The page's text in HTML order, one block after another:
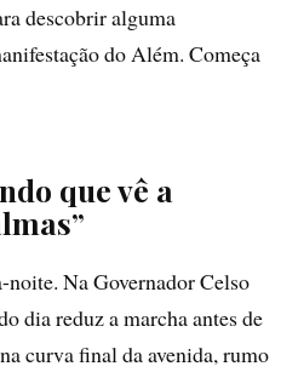
descobrir alguma
do Além. Começa
que vê a
noite. Na Governador Celso
dia reduz a marcha antes de
curva final da avenida, rumo